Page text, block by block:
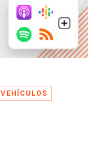
VEHÍCULOS